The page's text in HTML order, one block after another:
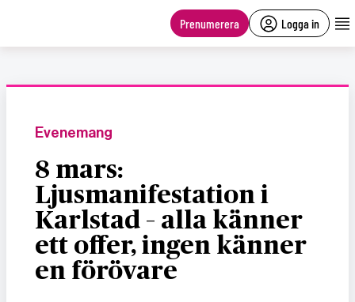
Prenumerera Logga in
Evenemang
8 mars:
Ljusmanifestation i
Karlstad – alla känner
ett offer, ingen känner
en förövare